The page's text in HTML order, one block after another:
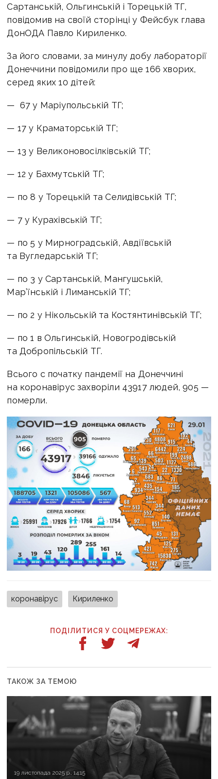
Сартанській, Ольгинській і Торецькій ТГ,
повідомив на своїй сторінці у Фейсбук глава
ДонОДА Павло Кириленко.
За його словами, за минулу добу лабораторії
Донеччини повідомили про ще 166 хворих,
серед яких 10 дітей:
— 67 у Маріупольській ТГ;
— 17 у Краматорській ТГ;
— 13 у Великоновосілківській ТГ;
— 12 у Бахмутській ТГ;
— по 8 у Торецькій та Селидівській ТГ;
— 7 у Курахівській ТГ;
— по 5 у Мирноградській, Авдіївській
та Вугледарській ТГ;
— по 3 у Сартанській, Мангушській,
Мар’їнській і Лиманській ТГ;
— по 2 у Нікольській та Костянтинівській ТГ;
— по 1 в Ольгинській, Новогродівській
та Добропільській ТГ.
Всього с початку пандемії на Донеччині
на коронавірус захворіли 43917 людей, 905 —
померли.
коронавірус Кириленко
ПОДІЛИТИСЯ У СОЦМЕРЕЖАХ:
ТАКОЖ ЗА ТЕМОЮ
19 листопада 2025 р., 14:15